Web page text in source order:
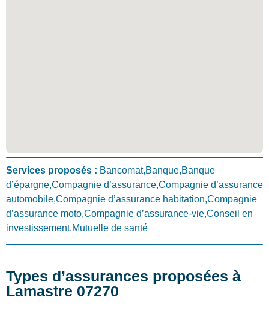
Services proposés : Bancomat,Banque,Banque
d’épargne,Compagnie d’assurance,Compagnie d’assurance
automobile,Compagnie d’assurance habitation,Compagnie
d’assurance moto,Compagnie d’assurance-vie,Conseil en
investissement,Mutuelle de santé
Types d’assurances proposées à
Lamastre 07270